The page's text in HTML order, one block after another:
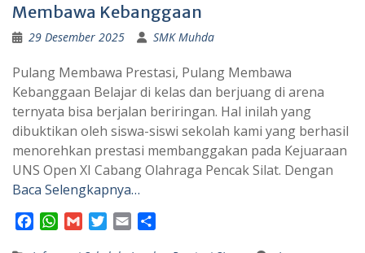
Membawa Kebanggaan
29 Desember 2025 SMK Muhda
Pulang Membawa Prestasi, Pulang Membawa
Kebanggaan Belajar di kelas dan berjuang di arena
ternyata bisa berjalan beriringan. Hal inilah yang
dibuktikan oleh siswa-siswi sekolah kami yang berhasil
menorehkan prestasi membanggakan pada Kejuaraan
UNS Open XI Cabang Olahraga Pencak Silat. Dengan
Baca Selengkapnya…
W